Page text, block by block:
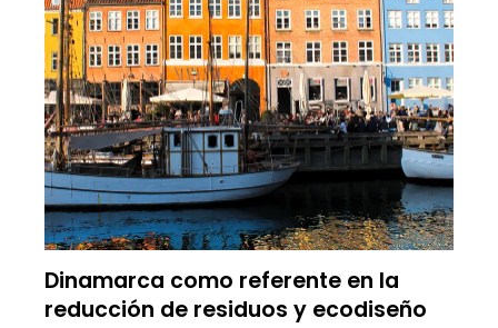
Dinamarca como referente en la
reducción de residuos y ecodiseño